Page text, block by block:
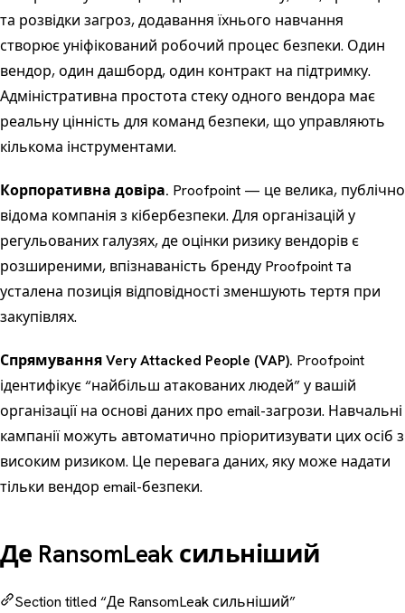
та розвідки загроз, додавання їхнього навчання
створює уніфікований робочий процес безпеки. Один
вендор, один дашборд, один контракт на підтримку.
Адміністративна простота стеку одного вендора має
реальну цінність для команд безпеки, що управляють
кількома інструментами.
Корпоративна довіра. Proofpoint — це велика, публічно
відома компанія з кібербезпеки. Для організацій у
регульованих галузях, де оцінки ризику вендорів є
розширеними, впізнаваність бренду Proofpoint та
усталена позиція відповідності зменшують тертя при
закупівлях.
Спрямування Very Attacked People (VAP). Proofpoint
ідентифікує “найбільш атакованих людей” у вашій
організації на основі даних про email-загрози. Навчальні
кампанії можуть автоматично пріоритизувати цих осіб з
високим ризиком. Це перевага даних, яку може надати
тільки вендор email-безпеки.
Де RansomLeak сильніший
Section titled “Де RansomLeak сильніший”